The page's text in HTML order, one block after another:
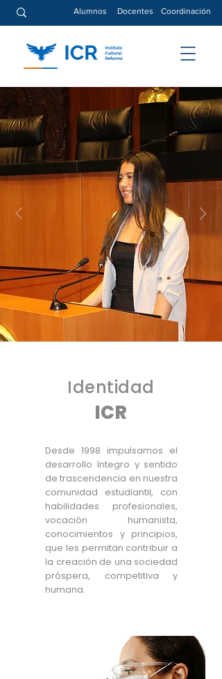
Alumnos Docentes Coordinación
Identidad
ICR
Desde 1998 impulsamos el
desarrollo íntegro y sentido
de trascendencia en nuestra
comunidad estudiantil, con
habilidades profesionales,
vocación humanista,
conocimientos y principios,
que les permitan contribuir a
la creación de una sociedad
próspera, competitiva y
humana.